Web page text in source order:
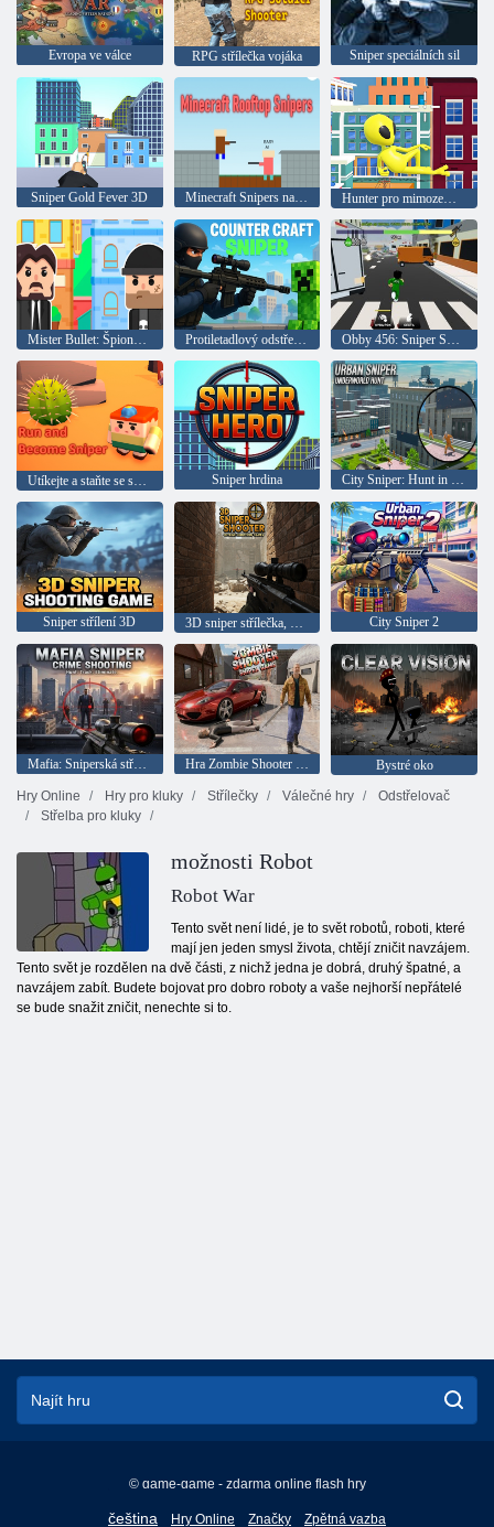
Evropa ve válce RPG střílečka vojáka Sniper speciálních sil
Sniper Gold Fever 3D Minecraft Snipers na střeše Hunter pro mimozemšťany
Protiletadlový odstřelovač
Utíkejte a staňte se sniperem Sniper hrdina City Sniper: Hunt in the Underworld
Sniper střílení 3D 3D sniper střílečka, offline střílečky City Sniper 2
Bystré oko
Hry Online
Hry pro kluky Střílečky Válečné hry
Odstřelovač
Střelba pro kluky
možnosti Robot
Robot War
Tento svět není lidé, je to svět robotů, roboti, které
mají jen jeden smysl života, chtějí zničit navzájem.
Tento svět je rozdělen na dvě části, z nichž jedna je dobrá, druhý špatné, a
navzájem zabít. Budete bojovat pro dobro roboty a vaše nejhorší nepřátelé
se bude snažit zničit, nenechte si to.
© game-game - zdarma online flash hry
čeština
English
Hry Online Značky Zpětná vazba